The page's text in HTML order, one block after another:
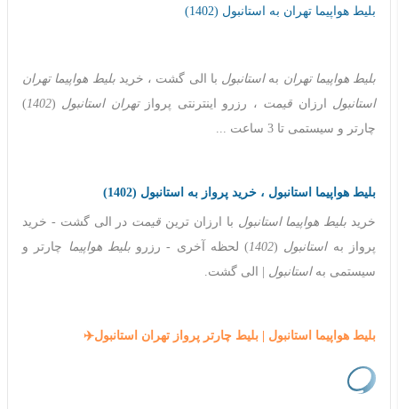
بلیط هواپیما تهران به استانبول (1402)
بلیط هواپیما تهران بهاستانبول با الی گشت ، خریدبلیط هواپیما تهران
استانبول ارزان قیمت ، رزرو اینترنتی پروازتهران استانبول (
1402
)
چارتر و سیستمی تا 3 ساعت ...
بلیط هواپیما استانبول ، خرید پرواز به استانبول (1402)
خرید بلیط هواپیما استانبول با ارزان ترین قیمت در الی گشت - خرید
پرواز بهاستانبول (
1402) لحظه آخری - رزروبلیط هواپیما
چارتر و
سیستمی بهاستانبول | الی گشت.
بلیط هواپیما استانبول | بلیط چارتر پرواز تهران استانبول✈️